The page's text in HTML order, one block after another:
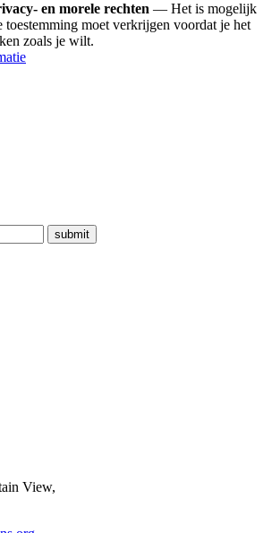
en morele rechten — Het is mogelijk
toestemming moet verkrijgen voordat je het
zoals je wilt.
submit
View,